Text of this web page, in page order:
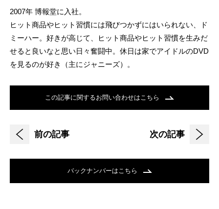
2007年 博報堂に入社。
ヒット商品やヒット習慣には飛びつかずにはいられない、ド
ミーハー。好きが高じて、ヒット商品やヒット習慣を生みだ
せると良いなと思い日々奮闘中。休日は家でアイドルのDVD
を見るのが好き（主にジャニーズ）。
この記事に関するお問い合わせはこちら
前の記事 次の記事
バックナンバーはこちら